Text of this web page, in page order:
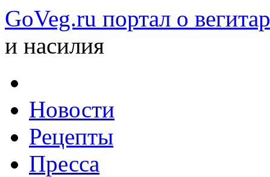
GoVeg.ru портал о
и насилия
Новости
Рецепты
Пресса